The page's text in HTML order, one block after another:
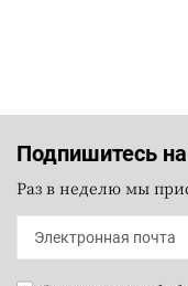
Подпишитесь
Раз в неделю мы